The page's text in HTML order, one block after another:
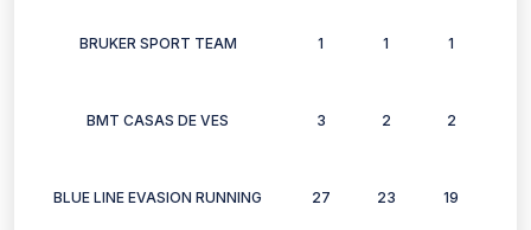
BRUKER SPORT TEAM 1 1 1
BMT CASAS DE VES 3 2 2
BLUE LINE EVASION RUNNING 27 23 19